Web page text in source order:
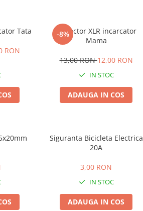
Tata
RON
-8%
Conector XLR incarcator
Mama
13,00 RON12,00 RON
IN STOC
ADAUGA IN COS
Siguranta Bicicleta Electrica
20A
3,00 RON
IN STOC
ADAUGA IN COS